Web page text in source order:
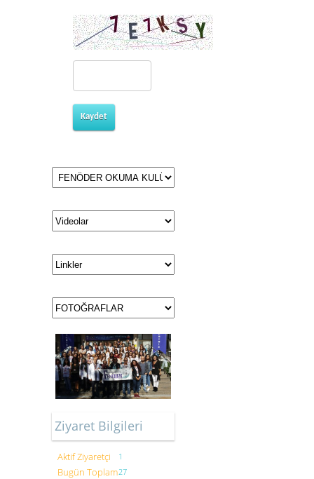
Kaydet
Ziyaret Bilgileri
Aktif Ziyaretçi 1
Bugün Toplam27